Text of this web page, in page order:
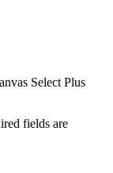
Select Plus
fields are